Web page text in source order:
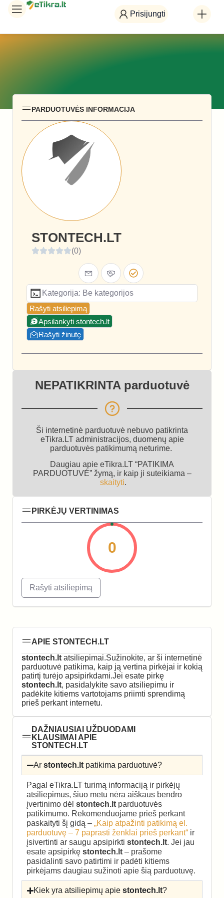
Prisijungti
PARDUOTUVĖS INFORMACIJA
STONTECH.LT
(0)
Kategorija: Be kategorijos
Rašyti atsiliepimą
Apsilankyti stontech.lt
Rašyti žinutę
NEPATIKRINTA parduotuvė
Ši internetinė parduotuvė nebuvo patikrinta
eTikra.LT administracijos, duomenų apie
parduotuvės patikimumą neturime.
Daugiau apie eTikra.LT “PATIKIMA
PARDUOTUVĖ” žymą, ir kaip ji suteikiama –
skaityti.
PIRKĖJŲ VERTINIMAS
0
Rašyti atsiliepimą
APIE STONTECH.LT
stontech.lt atsiliepimai.Sužinokite, ar ši internetinė
parduotuvė patikima, kaip ją vertina pirkėjai ir kokią
patirtį turėjo apsipirkdami.Jei esate pirkę
stontech.lt, pasidalykite savo atsiliepimu ir
padėkite kitiems vartotojams priimti sprendimą
prieš perkant internetu.
DAŽNIAUSIAI UŽDUODAMI
KLAUSIMAI APIE
STONTECH.LT
Arstontech.lt patikima parduotuvė?
Pagal eTikra.LT turimą informaciją ir pirkėjų
atsiliepimus, šiuo metu nėra aiškaus bendro
įvertinimo dėl stontech.lt parduotuvės
patikimumo. Rekomenduojame prieš perkant
paskaityti šį gidą – „Kaip atpažinti patikimą el.
parduotuvę – 7 paprasti ženklai prieš perkant“ ir
įsivertinti ar saugu apsipirkti stontech.lt. Jei jau
esate apsipirkę stontech.lt – prašome
pasidalinti savo patirtimi ir padėti kitiems
pirkėjams daugiau sužinoti apie šią parduotuvę.
Kiek yra atsiliepimų apiestontech.lt?